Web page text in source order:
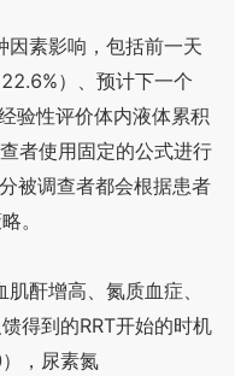
因素影响，包括前一天
22.6%）、预计下一个
验性评价体内液体累积
者使用固定的公式进行
被调查者都会根据患者
。
肌酐增高、氮质血症、
得到的RRT开始的时机
），尿素氮